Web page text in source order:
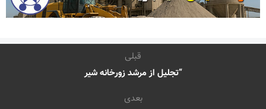
قبلی
“تجلیل از مرشد زورخانه شیر
بعدی